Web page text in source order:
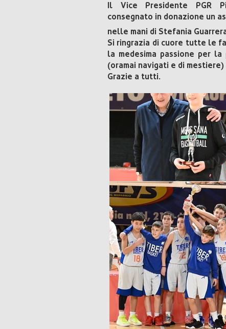
Il Vice Presidente PGR
consegnato in donazione un
nelle mani di Stefania
Si ringrazia di cuore tutte le
la medesima passione per
(oramai navigati e di
Grazie a tutti.